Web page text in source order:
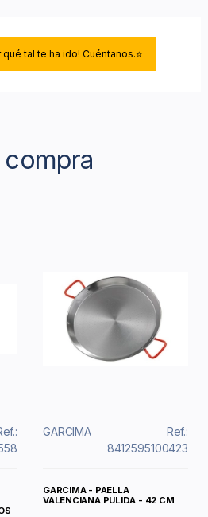
tal te ha ido! Cuéntanos.⭐
GARCIMA
Ref.:
8412595100423
GARCIMA - PAELLA
VALENCIANA PULIDA - 42 CM